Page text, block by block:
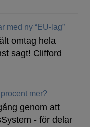
med ny “EU-lag”
omtag hela
sagt! Clifford
mer?
genom att
- för delar